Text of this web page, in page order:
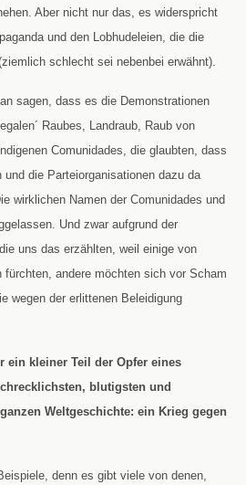
Aber nicht nur das, es widerspricht
und den Lobhudeleien, die die
schlecht sei nebenbei erwähnt).
sagen, dass es die Demonstrationen
Raubes, Landraub, Raub von
Comunidades, die glaubten, dass
die Parteiorganisationen dazu da
wirklichen Namen der Comunidades und
Und zwar aufgrund der
uns das erzählten, weil einige von
fürchten, andere möchten sich vor Scham
wegen der erlittenen Beleidigung
ein kleiner Teil der Opfer eines
blutigsten und
Weltgeschichte: ein Krieg gegen
denn es gibt viele von denen,